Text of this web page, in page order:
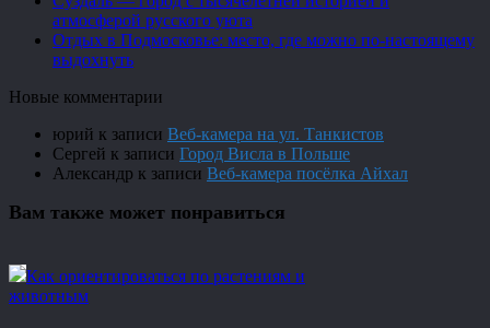
атмосферой русского уюта
Отдых в Подмосковье: место, где можно по-настоящему
выдохнуть
Новые комментарии
юрий к записи Веб-камера на ул. Танкистов
Сергей к записи Город Висла в Польше
Александр к записи Веб-камера посёлка Айхал
Вам также может понравиться
Как ориентироваться по растениям и
животным